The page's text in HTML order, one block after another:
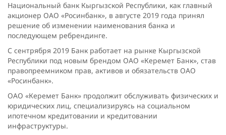
Национальный банк Кыргызской Республики, как главный
акционер ОАО «Росинбанк», в августе 2019 года принял
решение об изменении наименования банка и
последующем ребрендинге.
С сентрября 2019 Банк работает на рынке Кыргызской
Республики под новым брендом ОАО «Керемет Банк», став
правопреемником прав, активов и обязательств ОАО
«Росинбанк».
ОАО «Керемет Банк» продолжит обслуживать физических и
юридических лиц, специализируясь на социальном
ипотечном кредитовании и кредитовании
инфраструктуры.